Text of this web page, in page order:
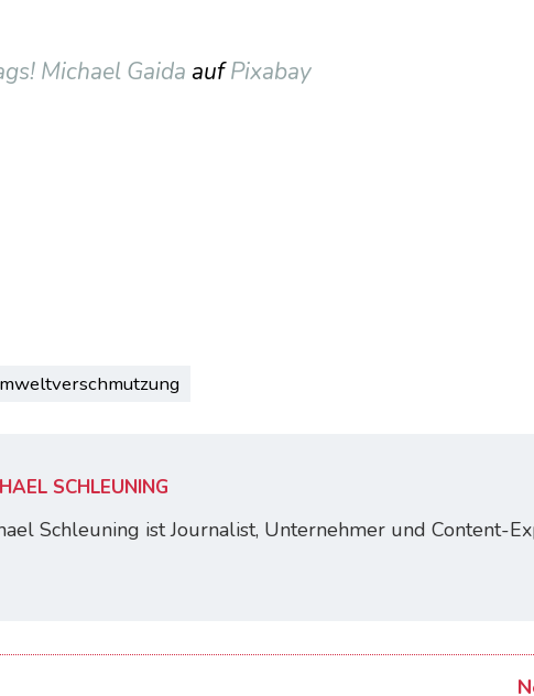
Michael Gaida aufPixabay
SCHLEUNING
Schleuning ist Journalist, Unternehmer und Content-